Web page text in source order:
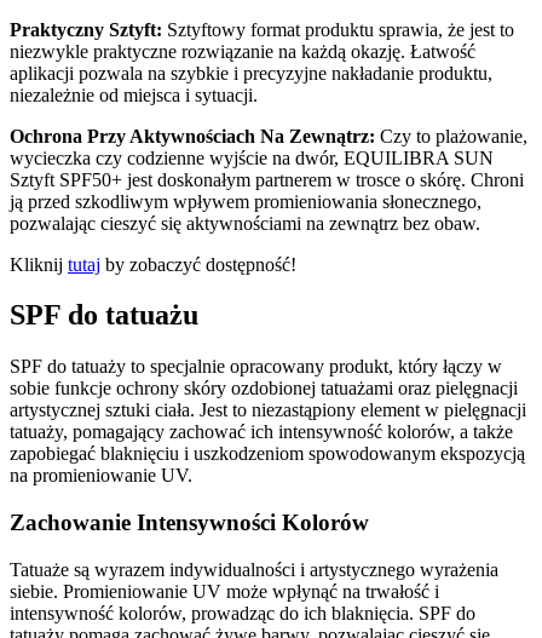
Praktyczny Sztyft: Sztyftowy format produktu sprawia, że jest to
niezwykle praktyczne rozwiązanie na każdą okazję. Łatwość
aplikacji pozwala na szybkie i precyzyjne nakładanie produktu,
niezależnie od miejsca i sytuacji.
Ochrona Przy Aktywnościach Na Zewnątrz: Czy to plażowanie,
wycieczka czy codzienne wyjście na dwór, EQUILIBRA SUN
Sztyft SPF50+ jest doskonałym partnerem w trosce o skórę. Chroni
ją przed szkodliwym wpływem promieniowania słonecznego,
pozwalając cieszyć się aktywnościami na zewnątrz bez obaw.
Kliknij tutaj by zobaczyć dostępność!
SPF do tatuażu
SPF do tatuaży to specjalnie opracowany produkt, który łączy w
sobie funkcje ochrony skóry ozdobionej tatuażami oraz pielęgnacji
artystycznej sztuki ciała. Jest to niezastąpiony element w pielęgnacji
tatuaży, pomagający zachować ich intensywność kolorów, a także
zapobiegać blaknięciu i uszkodzeniom spowodowanym ekspozycją
na promieniowanie UV.
Zachowanie Intensywności Kolorów
Tatuaże są wyrazem indywidualności i artystycznego wyrażenia
siebie. Promieniowanie UV może wpłynąć na trwałość i
intensywność kolorów, prowadząc do ich blaknięcia. SPF do